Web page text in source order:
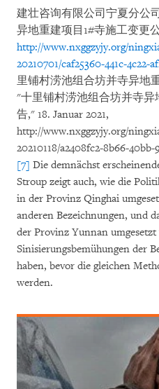
建壮咨询有限公司宁夏分公
异地重建项目1#寺施工变更
http://www.nxggzyjy.org/
20210701/caf25360-441c-4c22-
里铺村涝池组合坊并寺异地
"十里铺村涝池组合坊并寺
告," 18. Januar 2021,
http://www.nxggzyjy.org/
20210118/a2408fc2-8b66-
[7] Die demnächst
Stroup zeigt auch, wie die
in der Provinz Qinghai
anderen Bezeichnungen, und
der Provinz Yunnan
Sinisierungsbemühungen der
haben, bevor die gleichen
werden.